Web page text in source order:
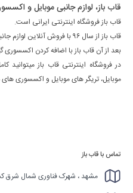
قاب باز، لوازم جانبی موبایل و
قاب باز فروشگاه اینترنتی ایرانی است.
قاب باز از سال ۹۶ با فروش آنلاین لوازم جانبی محصولات اپل شروع به کار نمود.
بعد از آن قاب باز با اضافه کردن
در فروشگاه اینترنتی قاب باز
موبایل، تریگر های موبایل و اکسسوری های
تماس با قاب باز
مشهد ، شهرک فناوری شمال شرق